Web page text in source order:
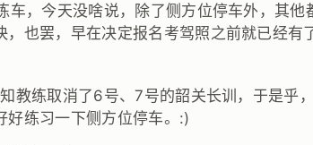
车，今天没啥说，除了侧方位停车外，其他
，也罢，早在决定报名考驾照之前就已经有
教练取消了6号、7号的韶关长训，于是乎
好练习一下侧方位停车。:)